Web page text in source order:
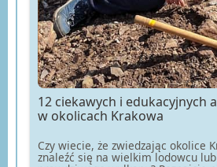
12 ciekawych i edukacyjnych
w okolicach Krakowa
Czy wiecie, że zwiedzając okolice
znaleźć się na wielkim lodowcu